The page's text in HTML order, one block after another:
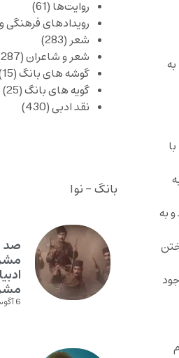
به
روایت‌ها (61)
رویدادهای فرهنگی
شعر (283)
شعر و شاعران(287)
گوشه های بانگ(15)
گویه های بانگ(25)
نقد ادبی(430)
بانگ - نوا
صد
6 آگوست 2026